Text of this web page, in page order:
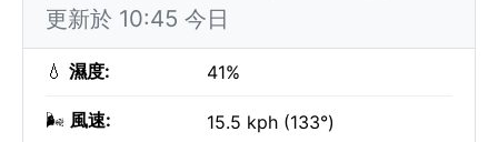
更新於 10:45 今日
💧 濕度: 41%
🌬️ 風速: 15.5 kph (133°)